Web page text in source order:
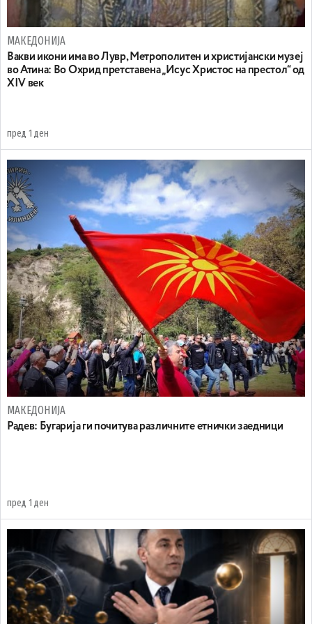
МАКЕДОНИЈА
Вакви икони има во Лувр, Метрополитен и христијански музеј
во Атина: Во Охрид претставена „Исус Христос на престол“ од
XIV век
пред 1 ден
МАКЕДОНИЈА
Радев: Бугарија ги почитува различните етнички заедници
пред 1 ден